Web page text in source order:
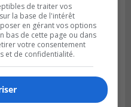
pour moderniser
de traiter vos
la base de l'intérêt
en gérant vos options
bas de cette page ou dans
votre consentement
et de confidentialité.